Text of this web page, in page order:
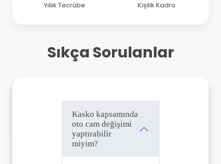
Yıllık Tecrübe Kişilik Kadro
Sıkça Sorulanlar
Kasko kapsamında
oto cam değişimi
yaptırabilir
miyim?